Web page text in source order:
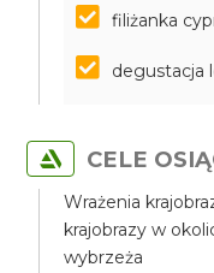
filiżanka
degustacja
CELE
Wrażenia
krajobrazy w
wybrzeża